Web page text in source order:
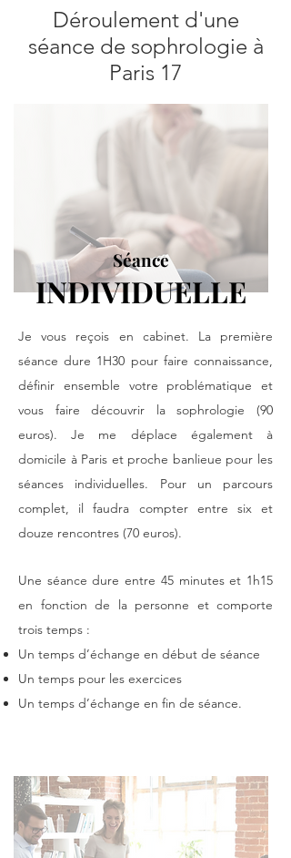
Déroulement d'une
séance de sophrologie à
Paris 17
INDIVIDUELLE
Séance
Je vous reçois en cabinet. La première
séance dure 1H30 pour faire connaissance,
définir ensemble votre problématique et
vous faire découvrir la sophrologie (90
euros). Je me déplace également à
domicile à Paris et proche banlieue pour les
séances individuelles. Pour un parcours
complet, il faudra compter entre six et
douze rencontres (70 euros).
Une séance dure entre 45 minutes et 1h15
en fonction de la personne et comporte
trois temps :
Un temps d’échange en début de séance
Un temps pour les exercices
Un temps d’échange en fin de séance.